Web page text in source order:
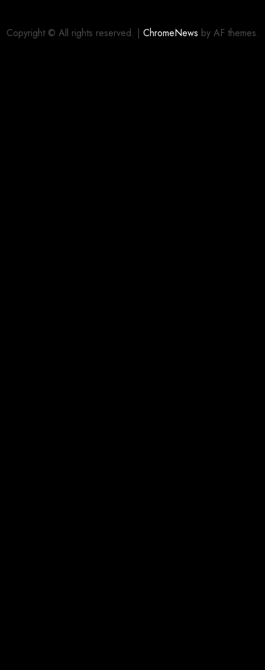
Copyright © All rights reserved. | ChromeNews by AF themes.